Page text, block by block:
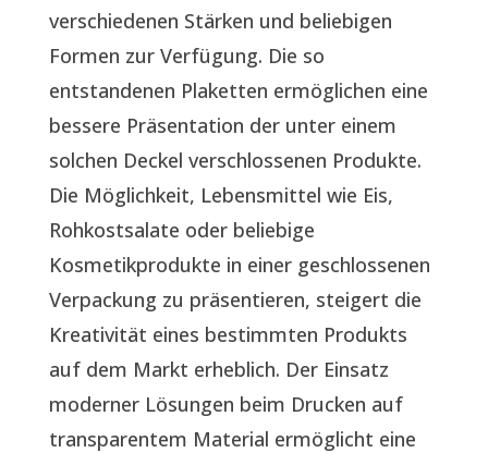
verschiedenen Stärken und beliebigen
Formen zur Verfügung. Die so
entstandenen Plaketten ermöglichen eine
bessere Präsentation der unter einem
solchen Deckel verschlossenen Produkte.
Die Möglichkeit, Lebensmittel wie Eis,
Rohkostsalate oder beliebige
Kosmetikprodukte in einer geschlossenen
Verpackung zu präsentieren, steigert die
Kreativität eines bestimmten Produkts
auf dem Markt erheblich. Der Einsatz
moderner Lösungen beim Drucken auf
transparentem Material ermöglicht eine